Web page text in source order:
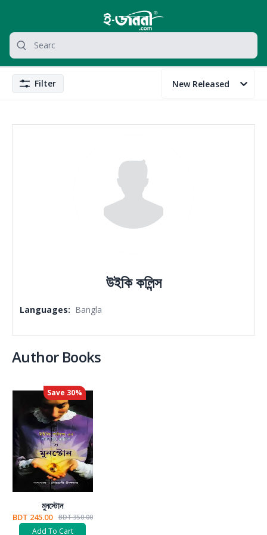
grocery search at header
Search
FilterFilter New Released
উইকি কলিন্স
Languages: Bangla
Author Books
Save 30%
মুনস্টোন
BDT 245.00 BDT 350.00
Add To Cart